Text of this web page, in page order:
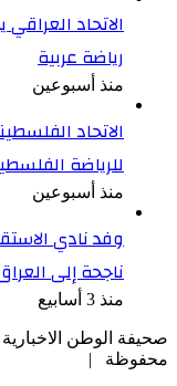
الاتحاد
رياضة عربية
منذ أسبوعين
الاتحاد
للرياضة
منذ أسبوعين
وفد نادي
ناجحة إلى
منذ 3 أسابيع
صحيفة الوطن
محفوظة |